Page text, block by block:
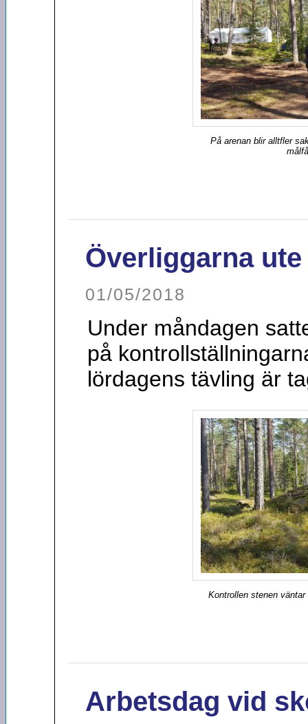
På arenan blir alltfler
Överliggarna ute
01/05/2018
Under måndagen
på
lördagens tävling är
Kontrollen stenen
Arbetsdag vid